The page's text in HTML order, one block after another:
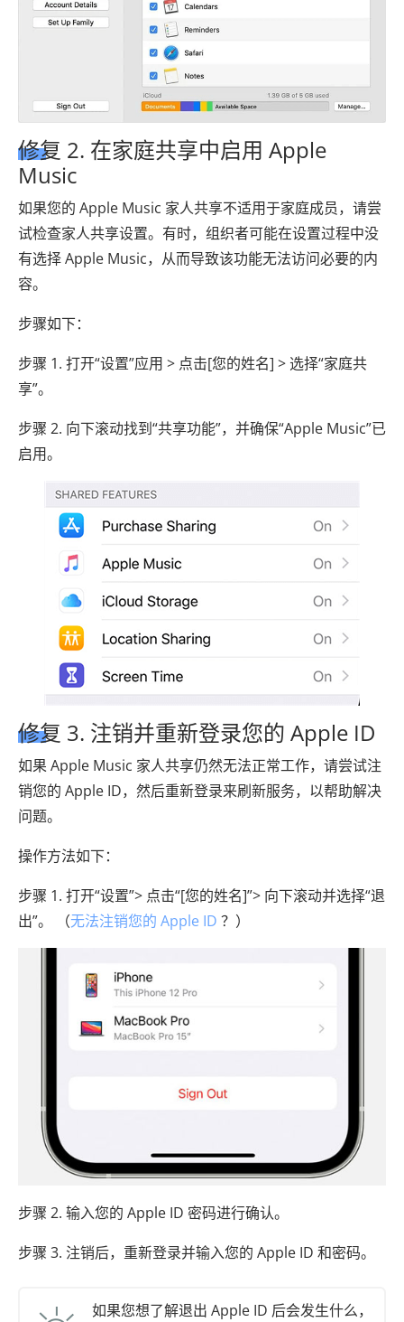
修复 2. 在家庭共享中启用 Apple
Music
如果您的 Apple Music 家人共享不适用于家庭成员，请尝
试检查家人共享设置。有时，组织者可能在设置过程中没
有选择 Apple Music，从而导致该功能无法访问必要的内
容。
步骤如下：
步骤 1. 打开“设置”应用 > 点击[您的姓名] > 选择“家庭共
享”。
步骤 2. 向下滚动找到“共享功能”，并确保“Apple Music”已
启用。
修复 3. 注销并重新登录您的 Apple ID
如果 Apple Music 家人共享仍然无法正常工作，请尝试注
销您的 Apple ID，然后重新登录来刷新服务，以帮助解决
问题。
操作方法如下：
步骤 1. 打开“设置”> 点击“[您的姓名]”> 向下滚动并选择“退
出”。 （无法注销您的 Apple ID ？）
步骤 2. 输入您的 Apple ID 密码进行确认。
步骤 3. 注销后，重新登录并输入您的 Apple ID 和密码。
如果您想了解退出 Apple ID 后会发生什么，